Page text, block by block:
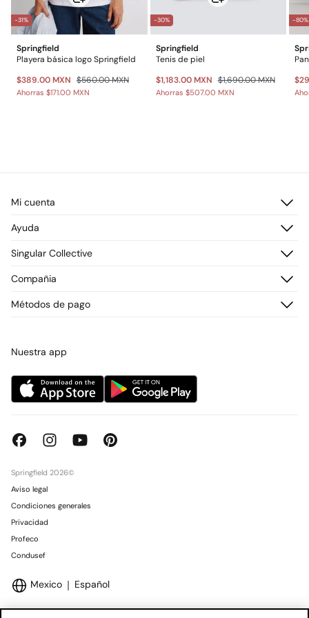
-31%
Springfield
Playera básica logo Springfield
$389.00 MXN $560.00 MXN
Ahorras $171.00 MXN
-30%
Springfield
Tenis de piel
$1,183.00 MXN $1,690.00 MXN
Ahorras $507.00 MXN
-80%
Mi cuenta
Registrarme
Direcciones de envío
Ayuda
Preguntas frecuentes
Envío
Promociones vigentes
Singular Collective
¡Únete!
Compañia
Tiendas
Métodos de pago
Nuestra app
Springfield 2026©
Aviso legal
Condiciones generales
Privacidad
Profeco
Condusef
Mexico Español